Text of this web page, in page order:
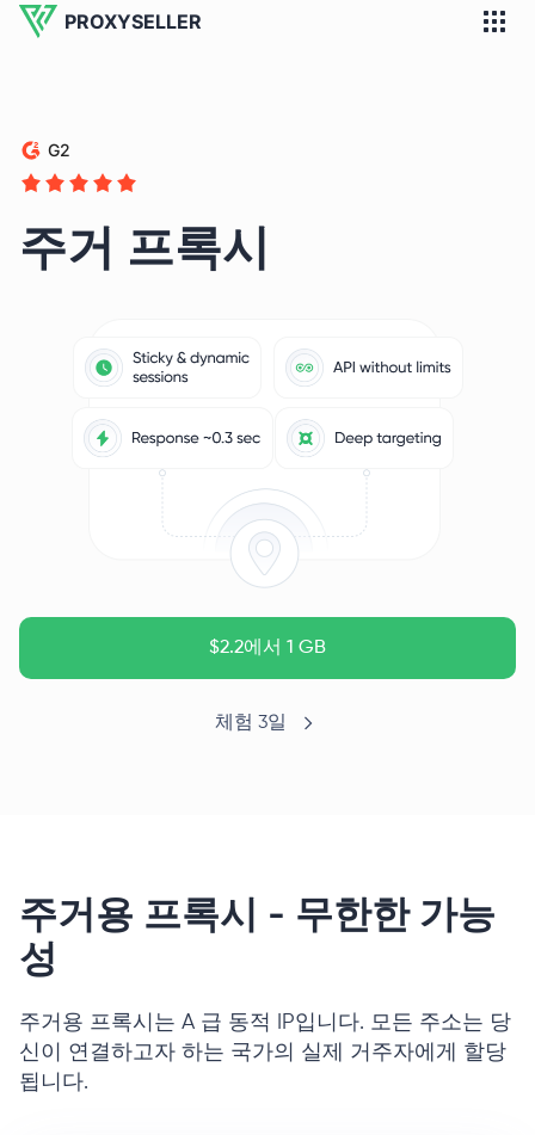
PROXYSELLER
G2
주거 프록시
$2.2에서 1 GB
체험 3일
주거용 프록시 - 무한한 가능
성
주거용 프록시는 A 급 동적 IP입니다. 모든 주소는 당
신이 연결하고자 하는 국가의 실제 거주자에게 할당
됩니다.